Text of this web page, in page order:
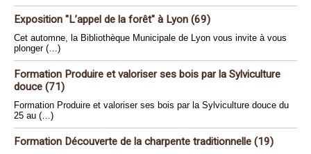
Exposition "L’appel de la forêt" à Lyon (69)
Cet automne, la Bibliothèque Municipale de Lyon vous invite à vous
plonger (…)
Formation Produire et valoriser ses bois par la Sylviculture
douce (71)
Formation Produire et valoriser ses bois par la Sylviculture douce du
25 au (…)
Formation Découverte de la charpente traditionnelle (19)